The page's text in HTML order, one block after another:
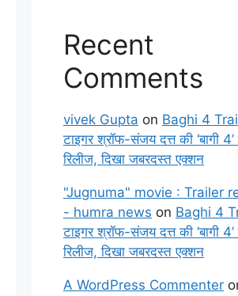
Recent
Comments
vivek Gupta on Baghi 4
टाइगर श्रॉफ-संजय दत्त की ‘बागी
रिलीज, दिखा जबरदस्त एक्शन
"Jugnuma" movie : Trailer
- humra news on Baghi 4
टाइगर श्रॉफ-संजय दत्त की ‘बागी
रिलीज, दिखा जबरदस्त एक्शन
A WordPress Commenter